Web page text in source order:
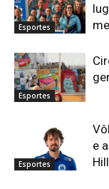
Esportes
Esportes
Esportes
e